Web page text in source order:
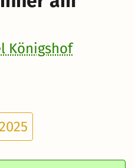
Königshof